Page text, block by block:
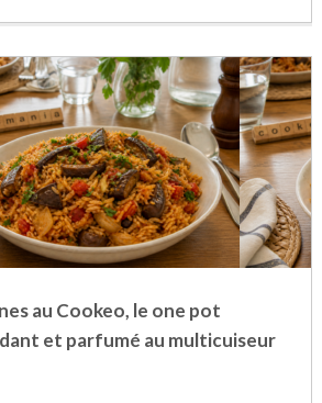
au Cookeo, le one pot
et parfumé au multicuiseur